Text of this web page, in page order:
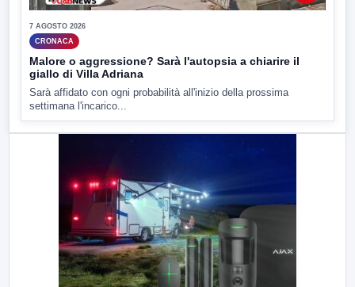
7 AGOSTO 2026
CRONACA
Malore o aggressione? Sarà l'autopsia a chiarire il
giallo di Villa Adriana
Sarà affidato con ogni probabilità all'inizio della prossima
settimana l'incarico...